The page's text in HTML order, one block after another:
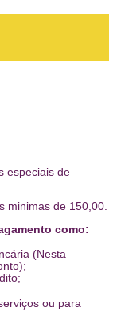
especiais de
minimas de 150,00.
como:
(Nesta
ou para